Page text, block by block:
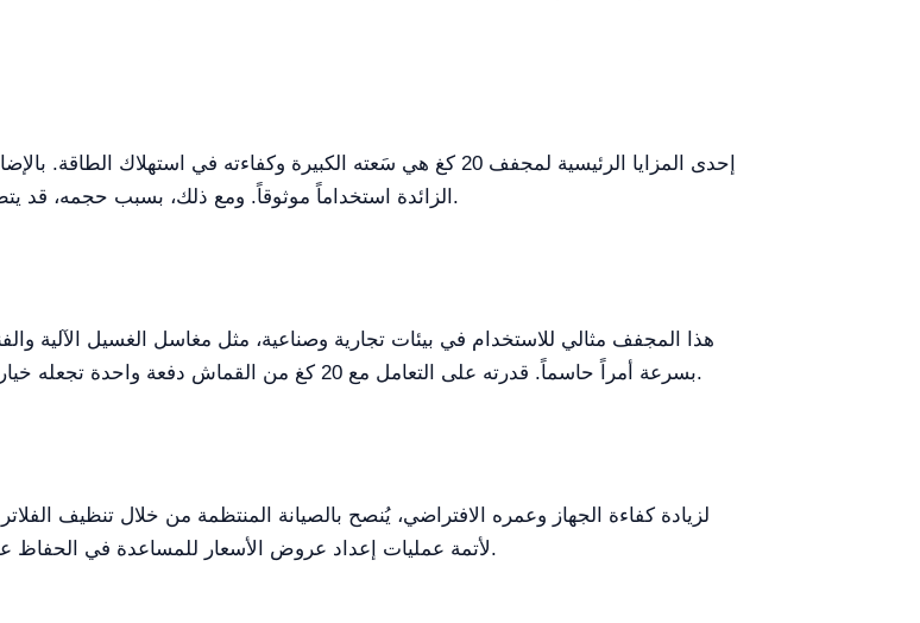
إحدى المزايا الرئيسية لمجفف 20 كغ هي سَعته الكبيرة وكفاءته في
الزائدة استخداماً موثوقاً. ومع ذلك، بسبب حجمه، قد يتطلب مساحة كبيرة ويحتاج إلى تهوية مناسبة لتحقيق الأداء الأمثل.
هذا المجفف مثالي للاستخدام في بيئات تجارية وصناعية، مثل مغاسل الغسيل الآلية
بسرعة أمراً حاسماً. قدرته على التعامل مع 20 كغ من القماش دفعة واحدة تجعله خياراً مفضلاً للشركات التي تسعى إلى تحسين عمليات الغسيل لديها.
لزيادة كفاءة الجهاز وعمره الافتراضي، يُنصح بالصيانة المنتظمة من خلال تنظيف
الاستفادة من Kalstein Plus لأتمة عمليات إعداد عروض الأسعار للمساعدة في الحفاظ على تكاليف التشغيل ضمن الميزانية.